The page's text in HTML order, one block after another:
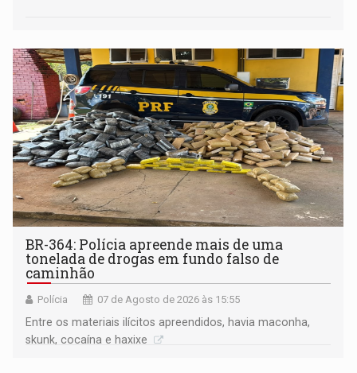
BR-364: Polícia apreende mais de uma
tonelada de drogas em fundo falso de
caminhão
Polícia 07 de Agosto de 2026 às 15:55
Entre os materiais ilícitos apreendidos, havia maconha,
skunk, cocaína e haxixe